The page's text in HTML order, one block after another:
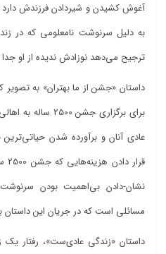
آغوش کشیدن و شیردادن فرزندش دارد
به دلیل سرنوشت نامعلومی که در
ترجیح میدهد نوزادش ندیده از او
داستان «جشن از ما بهتران» به
برای برگزاری
عادی آنان و برآورده شدن حیاتیترین
نشان-دادن بیاهمیت بودن سرنوشت
مسائلی است که در جریان این داستان
داستان «زندگی عادی‌ست»، رفتار یک